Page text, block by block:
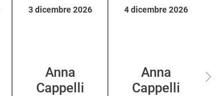
3 dicembre 2026
Anna
Cappelli
4 dicembre 2026
Anna
Cappelli